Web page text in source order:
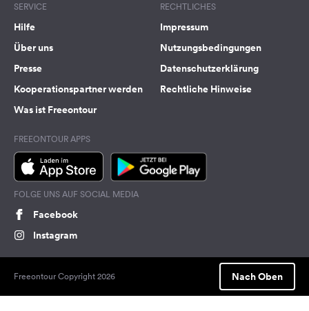
SERVICE
Hilfe
Über uns
Presse
Kooperationspartner werden
Was ist Freeontour
RECHTLICHES
Impressum
Nutzungsbedingungen
Datenschutzerklärung
Rechtliche Hinweise
FREEONTOUR APPS
FOLGE UNS AUF SOCIAL MEDIA
Facebook
Instagram
Freeontour Copyright 2026 Nach Oben